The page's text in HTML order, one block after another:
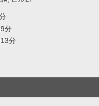
分
分